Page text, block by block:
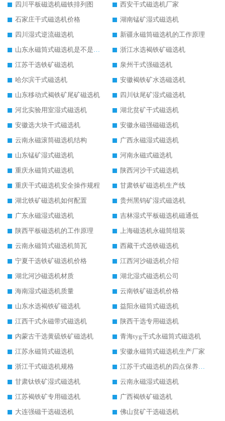
四川平板磁选机磁铁排列图
西安干式磁选机厂家
石家庄干式磁选机价格
湖南锰矿湿式磁选机
四川湿式逆流磁选机
新疆永磁筒磁选机的工作原理
山东永磁筒式磁选机是不是强磁
浙江水选褐铁矿磁选机
江苏干选铁矿磁选机
泉州干式强磁选机
哈尔滨干式磁选机
安徽褐铁矿水选磁选机
山东移动式褐铁矿尾矿磁选机
四川钛尾矿湿式磁选机
河北实验用室湿式磁选机
湖北贫矿干式磁选机
安徽选大块干式磁选机
安徽永磁强磁磁选机
云南永磁滚筒磁选机结构
广西永磁湿式磁选机
山东锰矿湿式磁选机
河南永磁式磁选机
重庆永磁筒式磁选机
陕西河沙干式磁选机
重庆干式磁选机安全操作规程
甘肃铁矿磁选机生产线
湖北铁矿磁选机如何配置
贵州黑钨矿湿式磁选机
广东永磁湿式磁选机
吉林湿式平板磁选机磁通低
陕西平板磁选机的工作原理
上海磁选机永磁筒组装
云南永磁筒式磁选机筒瓦
西藏干式选铁磁选机
宁夏干选铁矿磁选机价格
江西河沙磁选机介绍
湖北河沙磁选机材质
湖北湿式磁选机公司
海南湿式磁选机质量
云南铁矿磁选机价格
山东水选褐铁矿磁选机
益阳永磁筒式磁选机
江西干式永磁带式磁选机
陕西干选专用磁选机
内蒙古干选黄硫铁矿磁选机
青海tyg干式永磁筒式磁选机
江苏永磁筒式磁选机
安徽永磁筒式磁选机生产厂家
浙江干式磁选机规格
江苏干式磁选机的四点保养秘籍
甘肃钛铁矿湿式磁选机
云南永磁湿式磁选机
江苏褐铁矿专用磁选机
广西褐铁矿磁选机
大连强磁干选磁选机
佛山贫矿干选磁选机